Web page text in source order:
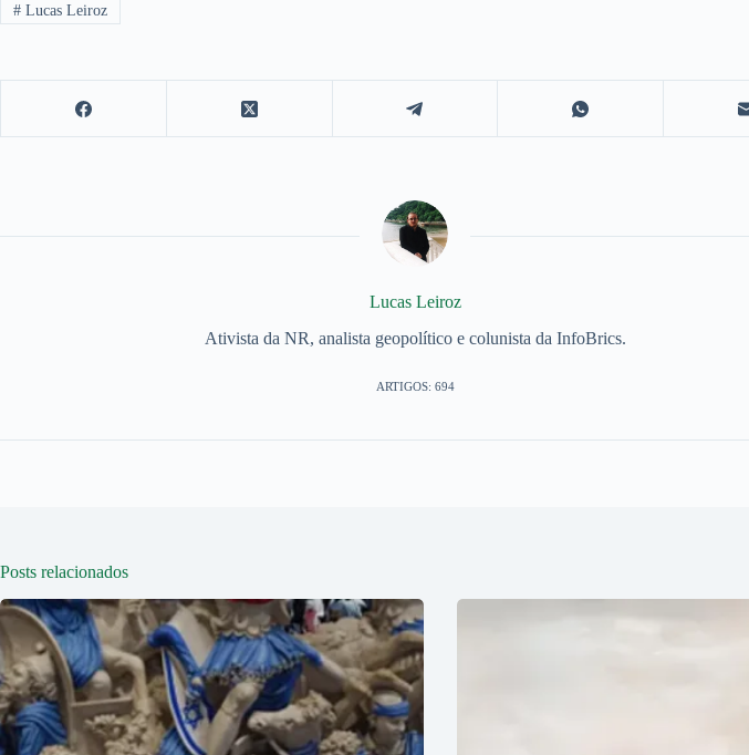
#Lucas Leiroz
Lucas Leiroz
Ativista da NR, analista geopolítico e colunista da InfoBrics.
ARTIGOS: 694
Posts relacionados